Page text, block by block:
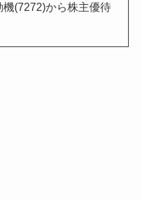
機(7272)から株主優待